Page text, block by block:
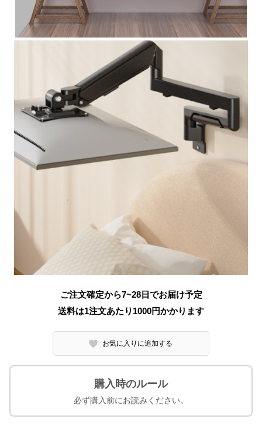
ご注文確定から7~28日でお届け予定
送料は1注文あたり 1000円かかります
お気に入りに追加する
購入時のルール
必ず購入前にお読みください。